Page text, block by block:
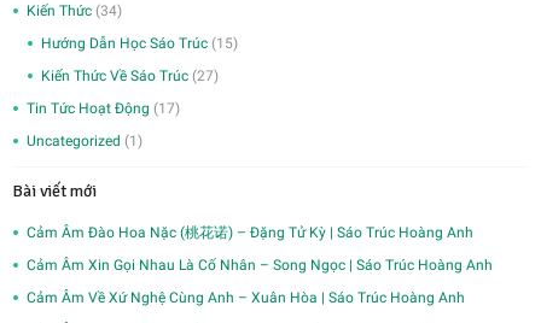
Kiến Thức (34)
Hướng Dẫn Học Sáo Trúc (15)
Kiến Thức Về Sáo Trúc (27)
Tin Tức Hoạt Động (17)
Uncategorized (1)
Bài viết mới
Cảm Âm Đào Hoa Nặc (桃花诺) – Đặng Tử Kỳ | Sáo Trúc Hoàng Anh
Cảm Âm Xin Gọi Nhau Là Cố Nhân – Song Ngọc | Sáo Trúc Hoàng Anh
Cảm Âm Về Xứ Nghệ Cùng Anh – Xuân Hòa | Sáo Trúc Hoàng Anh